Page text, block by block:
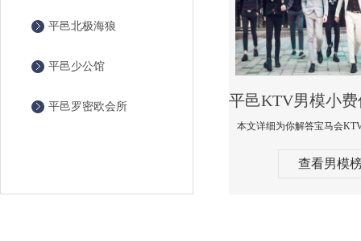
平邑北极海狼
平邑少公馆
平邑罗密欧会所
查看男模